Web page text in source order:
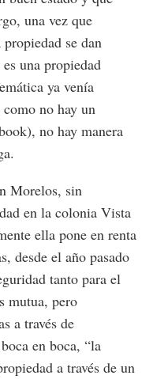
una vez que
se dan
una propiedad
ya venía
no hay un
no hay manera
Morelos, sin
en la colonia Vista
ella pone en renta
desde el año pasado
tanto para el
mutua, pero
a través de
en boca, “la
a través de un